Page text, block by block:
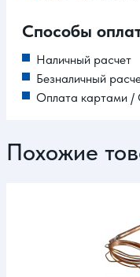
Способы
Наличный расчет
Безналичный
Оплата картами /
Похожие